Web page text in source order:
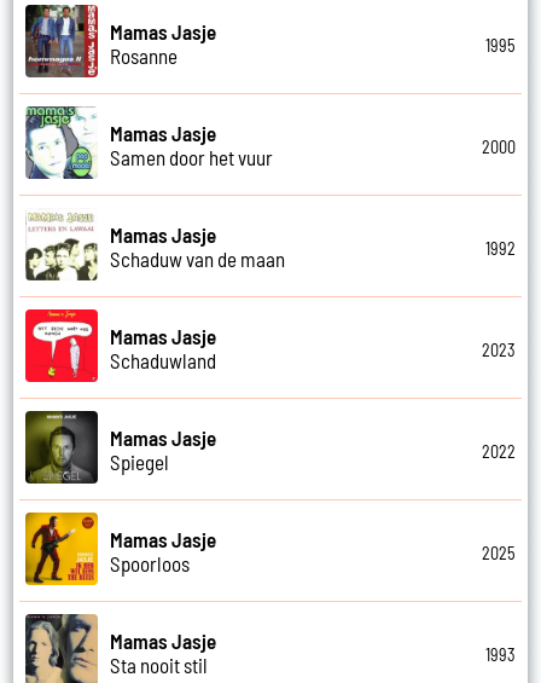
Mamas Jasje
Rosanne
1995
Mamas Jasje
Samen door het vuur
2000
Mamas Jasje
Schaduw van de maan
1992
Mamas Jasje
Schaduwland
2023
Mamas Jasje
Spiegel
2022
Mamas Jasje
Spoorloos
2025
Mamas Jasje
Sta nooit stil
1993